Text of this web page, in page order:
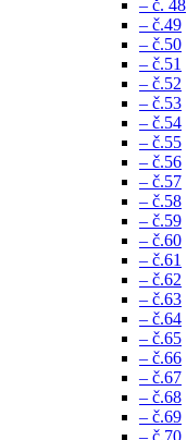
– č. 48
– č.49
– č.50
– č.51
– č.52
– č.53
– č.54
– č.55
– č.56
– č.57
– č.58
– č.59
– č.60
– č.61
– č.62
– č.63
– č.64
– č.65
– č.66
– č.67
– č.68
– č.69
– č.70